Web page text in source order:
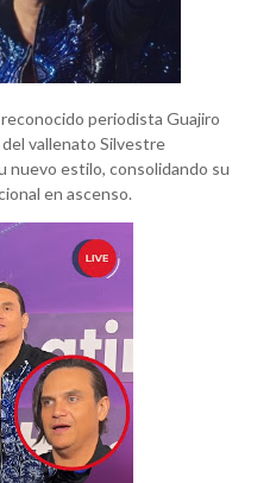
periodista Guajiro
vallenato Silvestre
nuevo estilo, consolidando su
en ascenso.